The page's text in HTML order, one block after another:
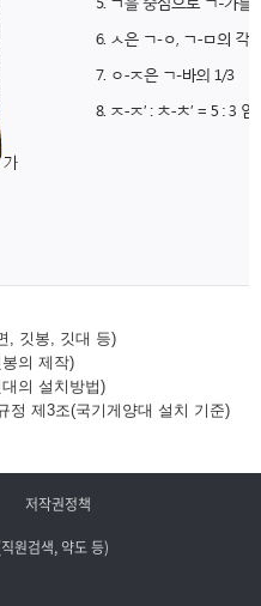
, 깃봉, 깃대 등)
의 제작)
의 설치방법)
정 제3조(국기게양대 설치 기준)
저작권정책
원검색, 약도 등)